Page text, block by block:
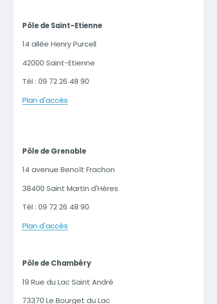
Pôle de Saint-Etienne
14 allée Henry Purcell
42000 Saint-Etienne
Tél : 09 72 26 48 90
Plan d'accès
Pôle de Grenoble
14 avenue Benoît Frachon
38400 Saint Martin d'Hères
Tél : 09 72 26 48 90
Plan d'accès
Pôle de Chambéry
19 Rue du Lac Saint André
73370 Le Bourget du Lac